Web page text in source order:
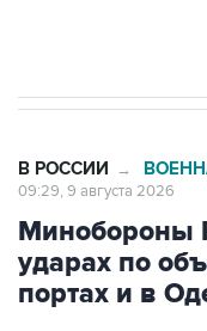
В РОССИИ →
09:29, 9 августа 2026
Минобороны
ударах по
портах и в